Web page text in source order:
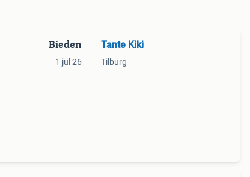
Bieden
1 jul 26
Tante Kiki
Tilburg